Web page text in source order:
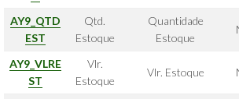
AY9_QTD
EST
Qtd.
Estoque
Quantidade
Estoque
AY9_VLRE
ST
Vlr.
Estoque
Vlr. Estoque